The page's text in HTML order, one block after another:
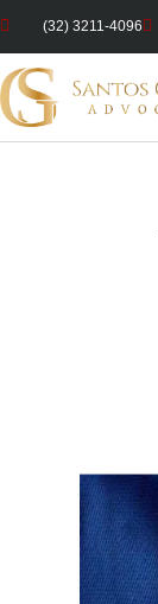
(32) 3211-4096